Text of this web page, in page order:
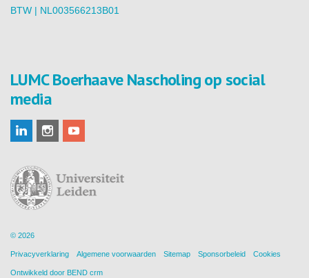
BTW | NL003566213B01
LUMC Boerhaave Nascholing op social
media
© 2026
Privacyverklaring Algemene voorwaarden Sitemap Sponsorbeleid Cookies
Ontwikkeld door BEND crm